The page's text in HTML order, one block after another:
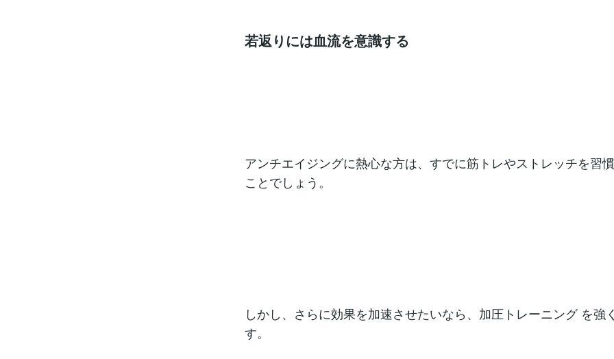
若返りには血流を意識する
アンチエイジングに熱心な方は、すでに筋トレやストレッチを習
ことでしょう。
しかし、さらに効果を加速させたいなら、加圧トレーニング を強
す。